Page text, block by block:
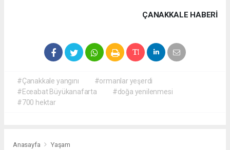
ÇANAKKALE HABERİ
#Çanakkale yangını
#ormanlar yeşerdi
#Eceabat Büyükanafarta
#doğa yenilenmesi
#700 hektar
Anasayfa Yaşam